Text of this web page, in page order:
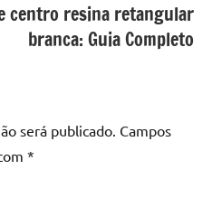
centro resina retangular
branca: Guia Completo
será publicado. Campos
*